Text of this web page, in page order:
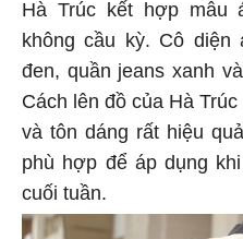
Hà Trúc kết hợp mẫu
không cầu kỳ. Cô
đen, quần jeans xanh
Cách lên đồ của Hà
và tôn dáng rất hiệu
phù hợp để áp dụng
cuối tuần.